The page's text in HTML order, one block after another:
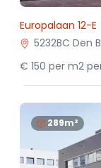
Europalaan 12-E
5232BC Den
€ 150 per m2
289m²